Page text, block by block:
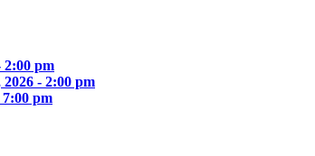
2:00 pm
- 2:00 pm
pm